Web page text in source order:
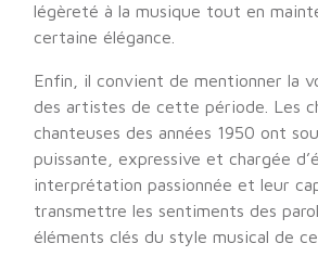
légèreté à la musique tout en
certaine élégance.
Enfin, il convient de mentionner la
des artistes de cette période. Les
chanteuses des années 1950 ont
puissante, expressive et chargée
interprétation passionnée et leur
transmettre les sentiments des
éléments clés du style musical de